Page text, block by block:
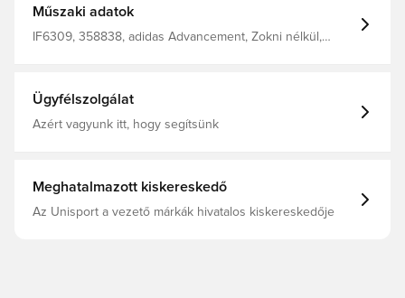
kényelmes velúr és hálós felsőrésszel rendelkeznek,
könnyű Lightstrike középtalp alatt egy csúszásmentes
Műszaki adatok
IF6309, 358838, adidas Advancement, Zokni nélkül,
Ügyfélszolgálat
Azért vagyunk itt, hogy segítsünk
Meghatalmazott kiskereskedő
Az Unisport a vezető márkák hivatalos kiskereskedője